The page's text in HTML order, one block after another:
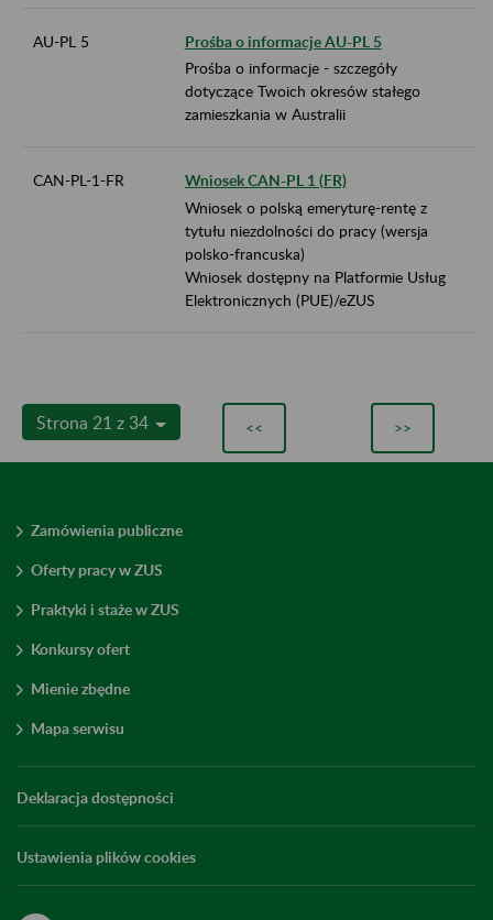
AU-PL 5
Prośba o informacje AU-PL 5
Prośba o informacje - szczegóły
dotyczące Twoich okresów stałego
zamieszkania w Australii
CAN-PL-1-FR
Wniosek CAN-PL 1 (FR)
Wniosek o polską emeryturę-rentę z
tytułu niezdolności do pracy (wersja
polsko-francuska)
Wniosek dostępny na Platformie Usług
Elektronicznych (PUE)/eZUS
Strona 21 z 34 << >>
Zamówienia publiczne
Oferty pracy w ZUS
Praktyki i staże w ZUS
Konkursy ofert
Mienie zbędne
Mapa serwisu
Deklaracja dostępności
Ustawienia plików cookies